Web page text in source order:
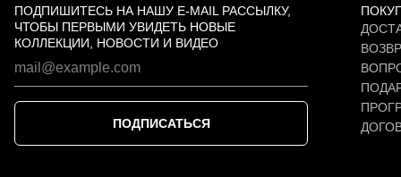
ПОДПИШИТЕСЬ НА НАШУ E-MAIL РАССЫЛКУ,
ЧТОБЫ ПЕРВЫМИ УВИДЕТЬ НОВЫЕ
КОЛЛЕКЦИИ, НОВОСТИ И ВИДЕО
ПОДПИСАТЬСЯ